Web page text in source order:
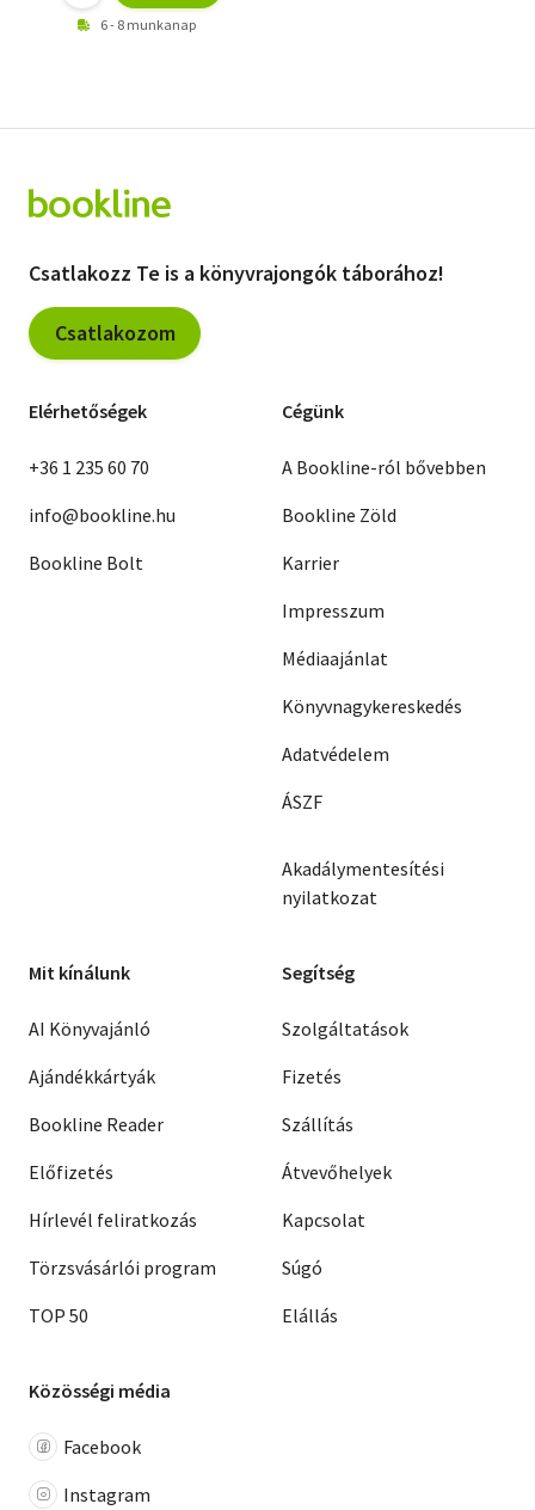
6 - 8 munkanap
Csatlakozz Te is a könyvrajongók táborához!
Csatlakozom
Elérhetőségek
+36 1 235 60 70
info@bookline.hu
Bookline Bolt
Cégünk
A Bookline-ról bővebben
Bookline Zöld
Karrier
Impresszum
Médiaajánlat
Könyvnagykereskedés
Adatvédelem
ÁSZF
Akadálymentesítési
nyilatkozat
Mit kínálunk
AI Könyvajánló
Ajándékkártyák
Bookline Reader
Előfizetés
Hírlevél feliratkozás
Törzsvásárlói program
TOP 50
Segítség
Szolgáltatások
Fizetés
Szállítás
Átvevőhelyek
Kapcsolat
Súgó
Elállás
Közösségi média
Facebook
Instagram